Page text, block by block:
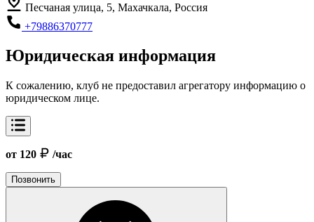
Песчаная улица, 5, Махачкала, Россия
+79886370777
Юридическая информация
К сожалению, клуб не предоставил агрегатору информацию о
юридическом лице.
от 120 /час
Позвонить